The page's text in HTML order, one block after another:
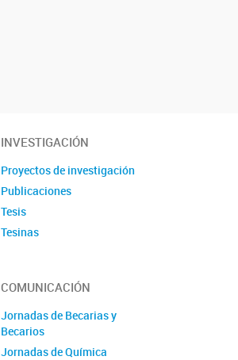
INVESTIGACIÓN
Proyectos de investigación
Publicaciones
Tesis
Tesinas
COMUNICACIÓN
Jornadas de Becarias y
Becarios
Jornadas de Química